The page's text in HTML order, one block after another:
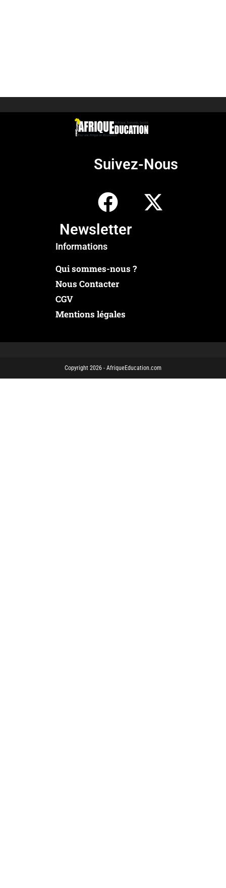
Suivez-Nous
Newsletter
Informations
Qui sommes-nous ?
Nous Contacter
CGV
Mentions légales
Copyright 2026 - AfriqueEducation.com